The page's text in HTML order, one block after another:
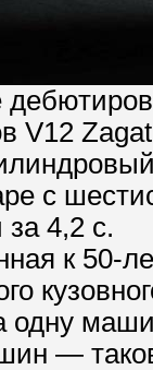
V12
с
за 4,2 с.
к 50-
—